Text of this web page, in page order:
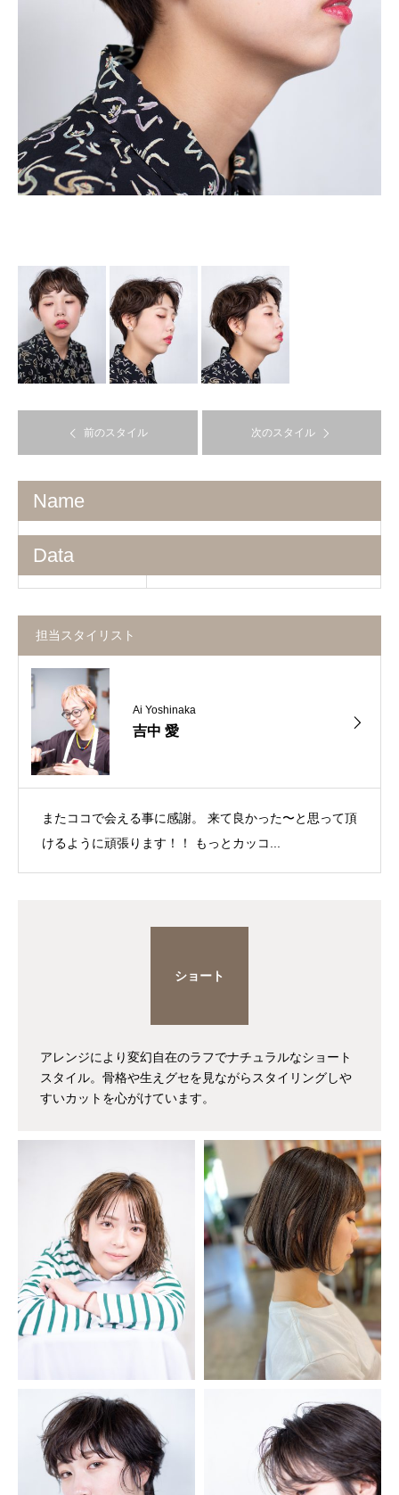
前のスタイル 次のスタイル
Name
Data
担当スタイリスト
Ai Yoshinaka
吉中 愛
またココで会える事に感謝。 来て良かった〜と思って頂
けるように頑張ります！！ もっとカッコ...
ショート
アレンジにより変幻自在のラフでナチュラルなショート
スタイル。骨格や生えグセを見ながらスタイリングしや
すいカットを心がけています。